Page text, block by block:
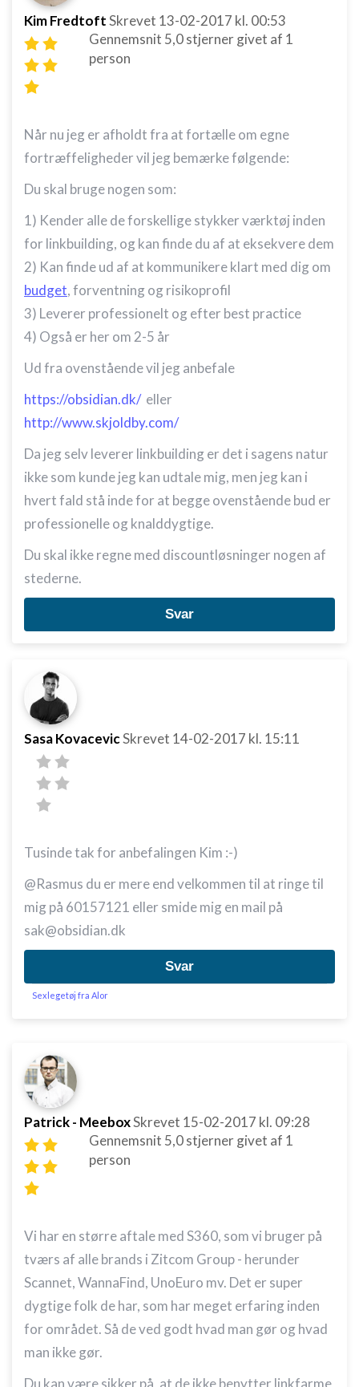
Kim FredtoftSkrevet 13-02-2017 kl. 00:53
Gennemsnit 5,0stjerner givet af 1
person
Når nu jeg er afholdt fra at fortælle om egne
fortræffeligheder vil jeg bemærke følgende:
Du skal bruge nogen som:
1) Kender alle de forskellige stykker værktøj inden
for linkbuilding, og kan finde du af at eksekvere dem
2) Kan finde ud af at kommunikere klart med dig om
budget, forventning og risikoprofil
3) Leverer professionelt og efter best practice
4) Også er her om 2-5 år
Ud fra ovenstående vil jeg anbefale
https://obsidian.dk/ eller
http://www.skjoldby.com/
Da jeg selv leverer linkbuilding er det i sagens natur
ikke som kunde jeg kan udtale mig, men jeg kan i
hvert fald stå inde for at begge ovenstående bud er
professionelle og knalddygtige.
Du skal ikke regne med discountløsninger nogen af
stederne.
Svar
Sasa KovacevicSkrevet 14-02-2017 kl. 15:11
Tusinde tak for anbefalingen Kim :-)
@Rasmus du er mere end velkommen til at ringe til
mig på 60157121 eller smide mig en mail på
sak@obsidian.dk
Svar
Sexlegetøj fra Alor
Patrick - MeeboxSkrevet 15-02-2017 kl. 09:28
Gennemsnit 5,0stjerner givet af 1
person
Vi har en større aftale med S360, som vi bruger på
tværs af alle brands i Zitcom Group - herunder
Scannet, WannaFind, UnoEuro mv. Det er super
dygtige folk de har, som har meget erfaring inden
for området. Så de ved godt hvad man gør og hvad
man ikke gør.
Du kan være sikker på, at de ikke benytter linkfarme